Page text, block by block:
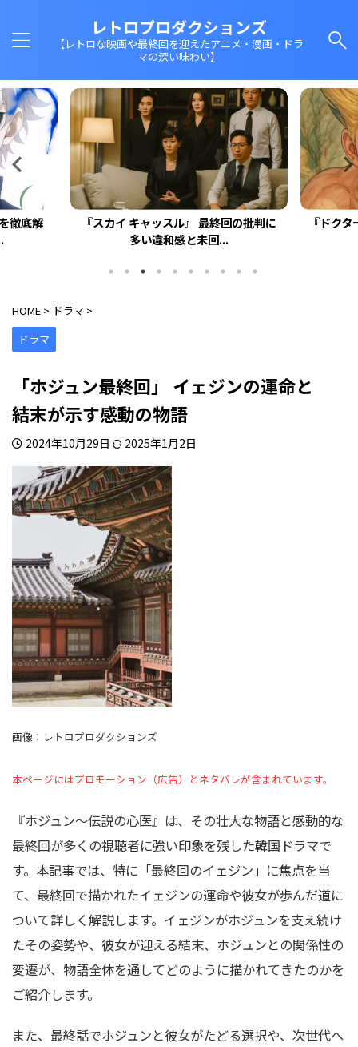
レトロプロダクションズ
【レトロな映画や最終回を迎えたアニメ・漫画・ドラ
マの深い味わい】
徹底解
『スカイ キャッスル』 最終回の批判に
多い違和感と未回...
『ドク
HOME > ドラマ >
ドラマ
「ホジュン最終回」 イェジンの運命と
結末が示す感動の物語
2024年10月29日 2025年1月2日
画像：レトロプロダクションズ
本ページにはプロモーション（広告）とネタバレが含まれています。
『ホジュン〜伝説の心医』は、その壮大な物語と感動的な
最終回が多くの視聴者に強い印象を残した韓国ドラマで
す。本記事では、特に「最終回のイェジン」に焦点を当
て、最終回で描かれたイェジンの運命や彼女が歩んだ道に
ついて詳しく解説します。イェジンがホジュンを支え続け
たその姿勢や、彼女が迎える結末、ホジュンとの関係性の
変遷が、物語全体を通してどのように描かれてきたのかを
ご紹介します。
また、最終話でホジュンと彼女がたどる選択や、次世代へ